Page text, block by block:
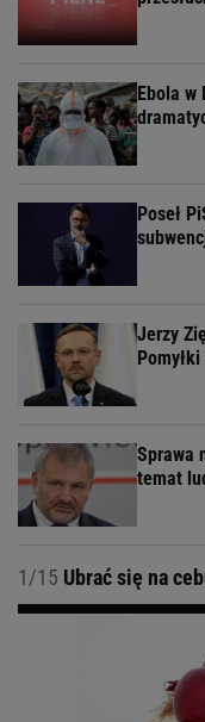
Ebola
Poseł
Jerzy
Sprawa
temat
1/15 Ubrać się na